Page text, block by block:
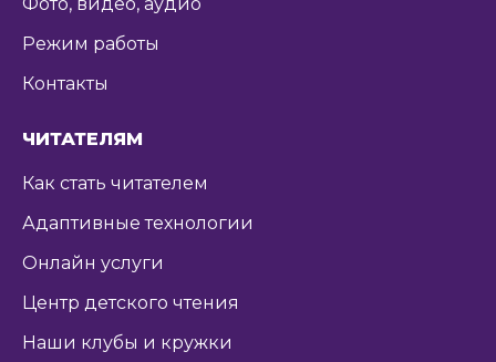
Режим работы
Контакты
ЧИТАТЕЛЯМ
Как стать читателем
Адаптивные технологии
Онлайн услуги
Центр детского чтения
Наши клубы и кружки